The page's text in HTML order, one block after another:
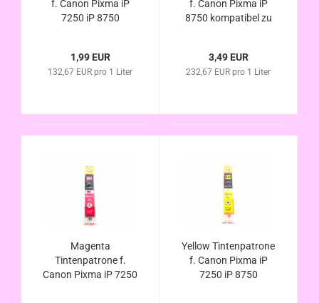
f. Canon Pixma iP
7250 iP 8750
Füllstandsanzeige
1,99 EUR
132,67 EUR pro 1 Liter
f. Canon Pixma iP
8750 kompatibel zu
3,49 EUR
232,67 EUR pro 1 Liter
Magenta
Tintenpatrone f.
Canon Pixma iP 7250
Yellow Tintenpatrone
f. Canon Pixma iP
7250 iP 8750